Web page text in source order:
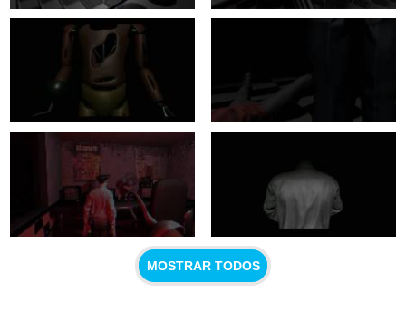
MOSTRAR TODOS